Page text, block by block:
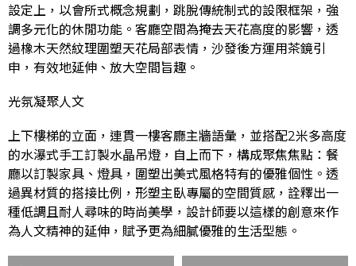
設定上，以會所式概念規劃，跳脫傳統制式的設限框架，強
調多元化的休閒功能。客廳空間為掩去天花高度的影響，透
過橡木天然紋理圍塑天花局部表情，沙發後方運用茶鏡引
申，有效地延伸、放大空間旨趣。
光氛凝聚人文
上下樓梯的立面，連貫一樓客廳主牆語彙，並搭配2米多高度
的水瀑式手工訂製水晶吊燈，自上而下，構成聚焦焦點：餐
廳以訂製家具、燈具，圍塑出美式風格特有的優雅個性。透
過異材質的搭接比例，形塑主臥專屬的空間質感，詮釋出一
種低調且耐人尋味的時尚美學，設計師要以這樣的創意來作
為人文精神的延伸，賦予更為細膩優雅的生活型態。